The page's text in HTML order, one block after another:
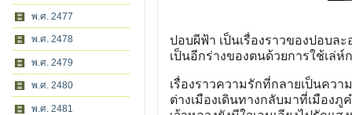
พ.ศ. 2477
พ.ศ. 2478
พ.ศ. 2479
พ.ศ. 2480
พ.ศ. 2481
ปอบผีฟ้า เป็นเรื่องราวของปอบล
เป็นอีกร่างของตนด้วยการใช้เล่ห์
เรื่องราวความรักที่กลายเป็นคว
ต่างเมืองเดินทางกลับมาที่เมือง